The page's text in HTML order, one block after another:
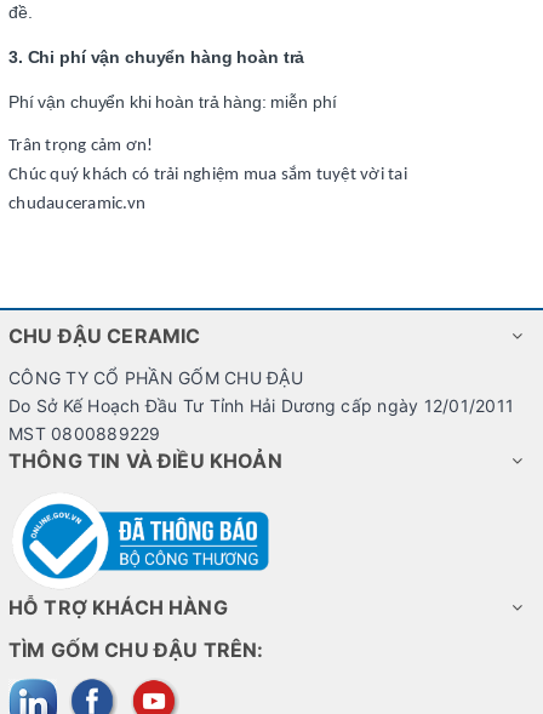
đề.
3. Chi phí vận chuyển hàng hoàn trả
Phí vận chuyển khi hoàn trả hàng: miễn phí
Trân trọng cảm ơn!
Chúc quý khách có trải nghiệm mua sắm tuyệt vời tai
chudauceramic.vn
CHU ĐẬU CERAMIC
CÔNG TY CỔ PHẦN GỐM CHU ĐẬU
Do Sở Kế Hoạch Đầu Tư Tỉnh Hải Dương cấp ngày 12/01/2011
MST 0800889229
THÔNG TIN VÀ ĐIỀU KHOẢN
HỖ TRỢ KHÁCH HÀNG
TÌM GỐM CHU ĐẬU TRÊN: